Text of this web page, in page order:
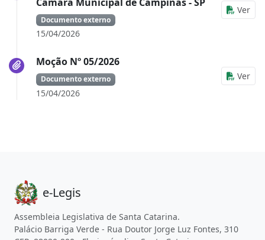
Documento externo
15/04/2026
Ver
Moção Nº 05/2026
Documento externo
15/04/2026
Ver
e-Legis
Assembleia Legislativa de Santa Catarina.
Palácio Barriga Verde - Rua Doutor Jorge Luz Fontes, 310